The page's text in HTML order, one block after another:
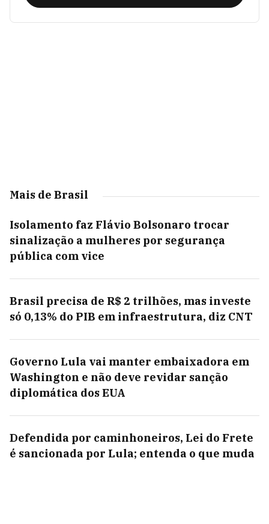
Mais de Brasil
Isolamento faz Flávio Bolsonaro trocar
sinalização a mulheres por segurança
pública com vice
Brasil precisa de R$ 2 trilhões, mas investe
só 0,13% do PIB em infraestrutura, diz CNT
Governo Lula vai manter embaixadora em
Washington e não deve revidar sanção
diplomática dos EUA
Defendida por caminhoneiros, Lei do Frete
é sancionada por Lula; entenda o que muda